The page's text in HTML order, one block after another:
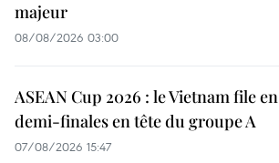
majeur
08/08/2026 03:00
ASEAN Cup 2026 : le Vietnam file en
demi-finales en tête du groupe A
07/08/2026 15:47